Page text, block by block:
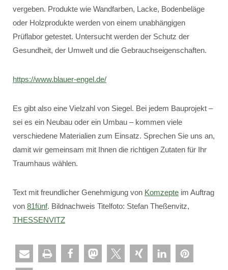
vergeben. Produkte wie Wandfarben, Lacke, Bodenbeläge
oder Holzprodukte werden von einem unabhängigen
Prüflabor getestet. Untersucht werden der Schutz der
Gesundheit, der Umwelt und die Gebrauchseigenschaften.
https://www.blauer-engel.de/
Es gibt also eine Vielzahl von Siegel. Bei jedem Bauprojekt –
sei es ein Neubau oder ein Umbau – kommen viele
verschiedene Materialien zum Einsatz. Sprechen Sie uns an,
damit wir gemeinsam mit Ihnen die richtigen Zutaten für Ihr
Traumhaus wählen.
Text mit freundlicher Genehmigung von Komzepte im Auftrag
von 81fünf. Bildnachweis Titelfoto: Stefan Theßenvitz,
THESSENVITZ